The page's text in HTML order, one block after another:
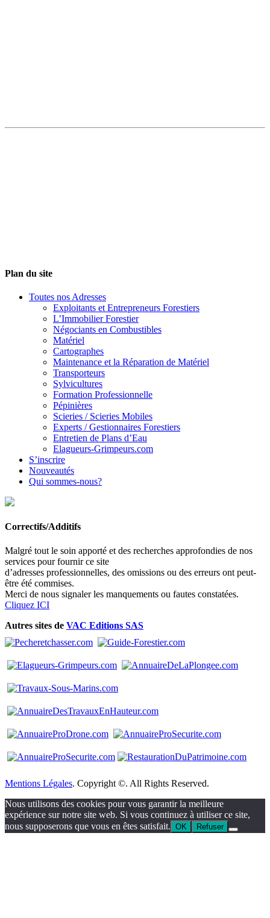
Plan du site
Toutes nos Adresses
Exploitants et Entrepreneurs Forestiers
L’Immobilier Forestier
Négociants en Combustibles
Matériel
Cartographes
Maintenance et la Réparation de Matériel
Transporteurs
Sylvicultures
Formation Professionnelle
Pépinières
Scieries / Scieries Mobiles
Experts / Gestionnaires Forestiers
Entretien de Plans d’Eau
Elagueurs-Grimpeurs.com
S’inscrire
Nouveautés
Qui sommes-nous?
Correctifs/Additifs
Malgré tout le soin apporté et des recherches approfondies de nos
services pour fournir ce site
d’adresses professionnelles, des omissions ou des erreurs ont peut-
être été commises.
Merci de nous signaler les manquements ou fautes constatées.
Cliquez ICI
Autres sites de VAC Editions SAS
Mentions Légales. Copyright ©. All Rights Reserved.
Nous utilisons des cookies pour vous garantir la meilleure
expérience sur notre site web. Si vous continuez à utiliser ce site,
nous supposerons que vous en êtes satisfait. OK Refuser